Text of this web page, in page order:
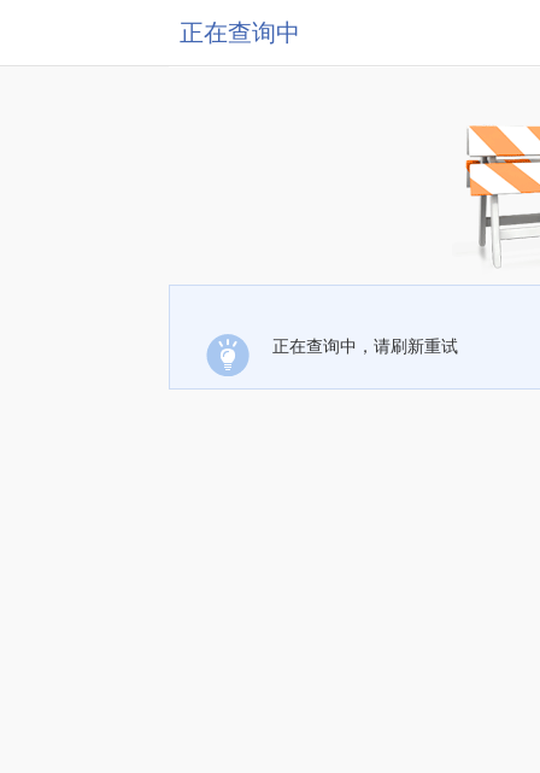
正在查询中
正在查询中，请刷新重试